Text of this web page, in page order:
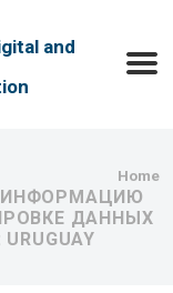
and
Home
ИНФОРМАЦИЮ
ДАННЫХ